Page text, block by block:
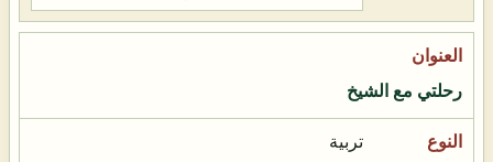
رحلتي مع الشيخ
تربية